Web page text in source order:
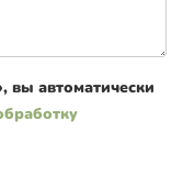
вы автоматически